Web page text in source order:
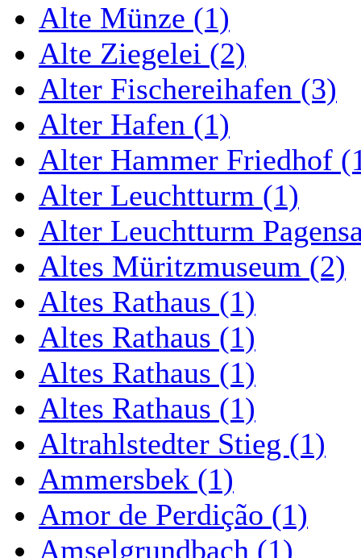
Alte Münze (1)
Alte Ziegelei (2)
Alter Fischereihafen (3)
Alter Hafen (1)
Alter Hammer Friedhof
Alter Leuchtturm (1)
Alter Leuchtturm
Altes Müritzmuseum (2)
Altes Rathaus (1)
Altes Rathaus (1)
Altes Rathaus (1)
Altes Rathaus (1)
Altrahlstedter Stieg (1)
Ammersbek (1)
Amor de Perdição (1)
Amselgrundbach (1)